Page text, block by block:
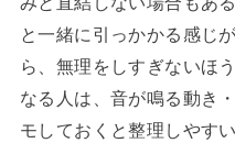
と一緒に引っかかる感じ
ら、無理をしすぎないほ
なる人は、音が鳴る動き
モしておくと整理しやす